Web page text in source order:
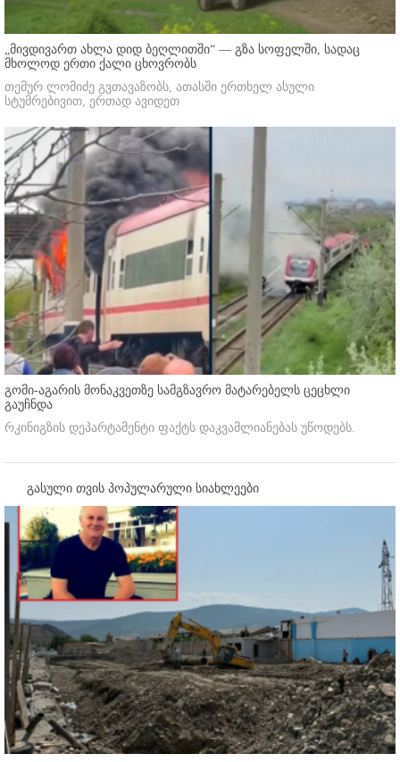
„მივდივართ ახლა დიდ ბეღლითში“ — გზა სოფელში, სადაც
მხოლოდ ერთი ქალი ცხოვრობს
თემურ ლომიძე გვთავაზობს, ათასში ერთხელ ასული
სტუმრებივით, ერთად ავიდეთ
გომი-აგარის მონაკვეთზე სამგზავრო მატარებელს ცეცხლი
გაუჩნდა
რკინიგზის დეპარტამენტი ფაქტს დაკვამლიანებას უწოდებს.
გასული თვის პოპულარული სიახლეები